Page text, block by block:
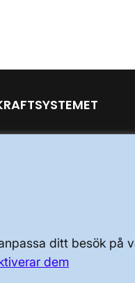
ditt besök
dem